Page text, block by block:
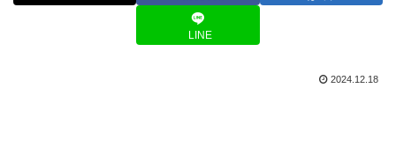
LINE
2024.12.18